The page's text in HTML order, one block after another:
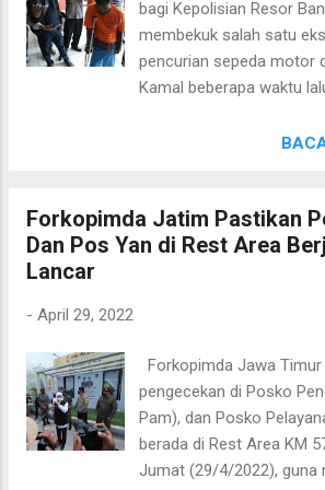
sekarang sebanyak 15
terjadi peningkatan dari
masih menunggu nanti
yang diperkirakan puncak
Jatim, Jumat (29/4/
bagi Kepolisian Resor
membekuk salah satu
pencurian sepeda motor
Kamal beberapa waktu
rumahnya yang terletak
Bangkalan. KM bahkan
petugas karena diduga
dan tindak lanjut dari
ditangkap sebelumnya
barang bukti 15 unit
motor hasil pencurian.
ditangkap pada selasa
Forkopimda Jatim Pastikan
Dan Pos Yan di Rest Area
Lancar
- April 29, 2022
Forkopimda Jawa Timur
pengecekan di Posko
Pam), dan Posko
berada di Rest Area KM
Jumat (29/4/2022), guna